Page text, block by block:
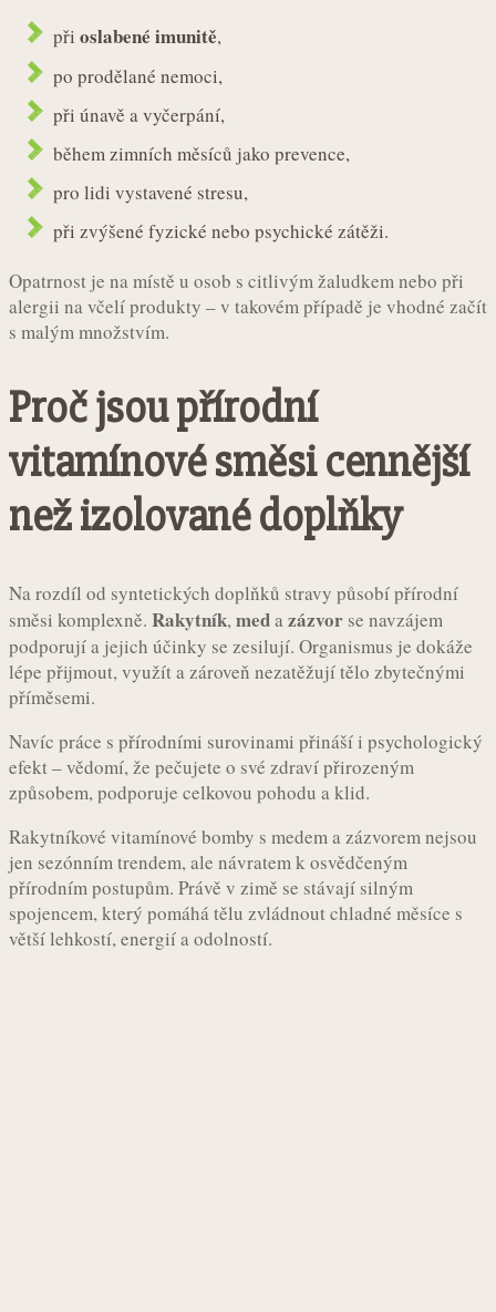
při oslabené imunitě,
po prodělané nemoci,
při únavě a vyčerpání,
během zimních měsíců jako prevence,
pro lidi vystavené stresu,
při zvýšené fyzické nebo psychické zátěži.
Opatrnost je na místě u osob s citlivým žaludkem nebo při
alergii na včelí produkty – v takovém případě je vhodné začít
s malým množstvím.
Proč jsou přírodní
vitamínové směsi cennější
než izolované doplňky
Na rozdíl od syntetických doplňků stravy působí přírodní
směsi komplexně. Rakytník,medazázvor se navzájem
podporují a jejich účinky se zesilují. Organismus je dokáže
lépe přijmout, využít a zároveň nezatěžují tělo zbytečnými
příměsemi.
Navíc práce s přírodními surovinami přináší i psychologický
efekt – vědomí, že pečujete o své zdraví přirozeným
způsobem, podporuje celkovou pohodu a klid.
Rakytníkové vitamínové bomby s medem a zázvorem nejsou
jen sezónním trendem, ale návratem k osvědčeným
přírodním postupům. Právě v zimě se stávají silným
spojencem, který pomáhá tělu zvládnout chladné měsíce s
větší lehkostí, energií a odolností.